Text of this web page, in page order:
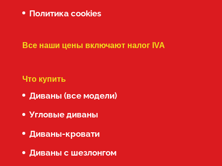
Политика cookies
Все наши цены включают налог IVA
Что купить
Диваны (все модели)
Угловые диваны
Диваны-кровати
Диваны с шезлонгом